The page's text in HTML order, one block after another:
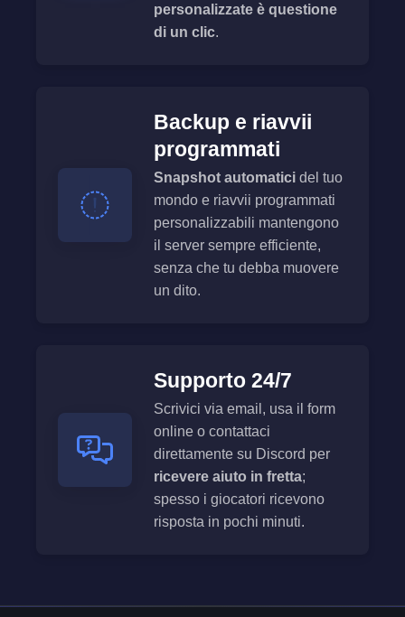
personalizzate è questione
di un clic.
Backup e riavvii
programmati
Snapshot automatici del tuo
mondo e riavvii programmati
personalizzabili mantengono
il server sempre efficiente,
senza che tu debba muovere
un dito.
Supporto 24/7
Scrivici via email, usa il form
online o contattaci
direttamente su Discord per
ricevere aiuto in fretta;
spesso i giocatori ricevono
risposta in pochi minuti.